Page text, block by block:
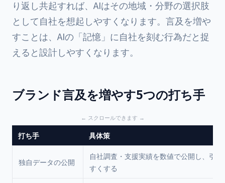
り返し共起すれば、AIはその地域・分野の選択肢
として自社を想起しやすくなります。言及を増や
すことは、AIの「記憶」に自社を刻む行為だと捉
えると設計しやすくなります。
ブランド言及を増やす5つの打ち手
打ち手 具体策
独自データの公開
自社調査・支援実績を数値で公開し、引
すくする